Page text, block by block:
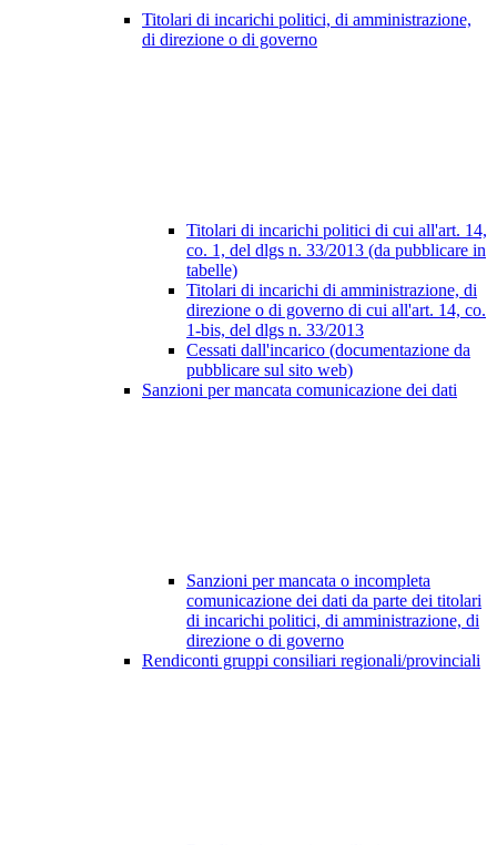
Titolari di incarichi politici, di amministrazione,
di direzione o di governo
Titolari di incarichi politici di cui all'art. 14,
co. 1, del dlgs n. 33/2013 (da pubblicare in
tabelle)
Titolari di incarichi di amministrazione, di
direzione o di governo di cui all'art. 14, co.
1-bis, del dlgs n. 33/2013
Cessati dall'incarico (documentazione da
pubblicare sul sito web)
Sanzioni per mancata comunicazione dei dati
Sanzioni per mancata o incompleta
comunicazione dei dati da parte dei titolari
di incarichi politici, di amministrazione, di
direzione o di governo
Rendiconti gruppi consiliari regionali/provinciali